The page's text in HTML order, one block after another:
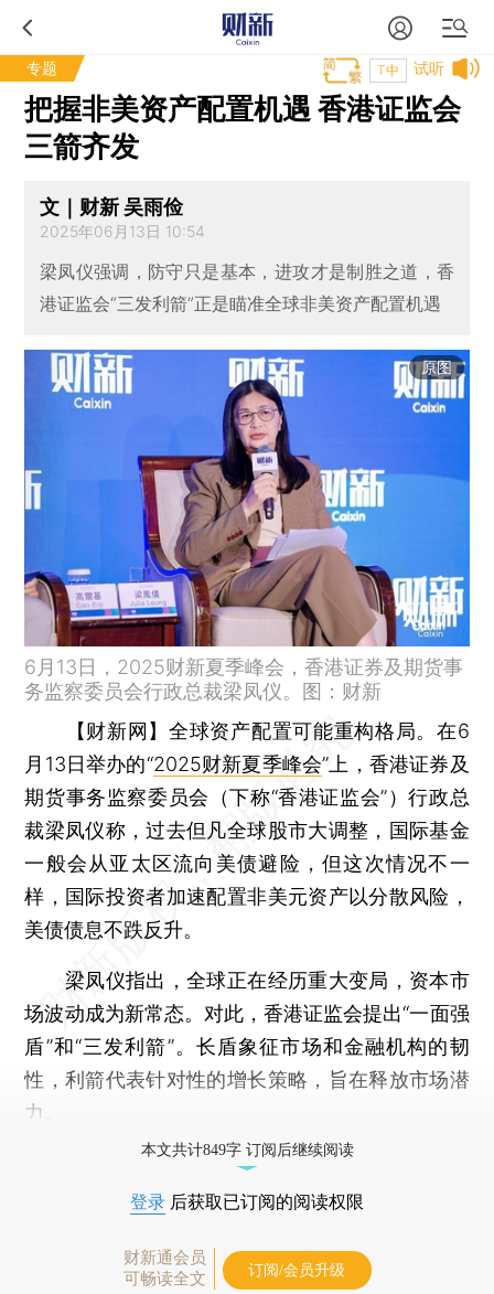
专题 试听
T中
把握非美资产配置机遇 香港证监会
三箭齐发
文｜财新 吴雨俭
2025年06月13日 10:54
梁凤仪强调，防守只是基本，进攻才是制胜之道，香
港证监会“三发利箭”正是瞄准全球非美资产配置机遇
原图
6月13日，2025财新夏季峰会，香港证券及期货事
务监察委员会行政总裁梁凤仪。图：财新
【财新网】全球资产配置可能重构格局。在6
月13日举办的“2025财新夏季峰会”上，香港证券及
期货事务监察委员会（下称“香港证监会”）行政总
裁梁凤仪称，过去但凡全球股市大调整，国际基金
一般会从亚太区流向美债避险，但这次情况不一
样，国际投资者加速配置非美元资产以分散风险，
美债债息不跌反升。
梁凤仪指出，全球正在经历重大变局，资本市
场波动成为新常态。对此，香港证监会提出“一面强
盾”和“三发利箭”。长盾象征市场和金融机构的韧
性，利箭代表针对性的增长策略，旨在释放市场潜
力。
本文共计849字 订阅后继续阅读
登录 后获取已订阅的阅读权限
财新通会员
可畅读全文
订阅/会员升级